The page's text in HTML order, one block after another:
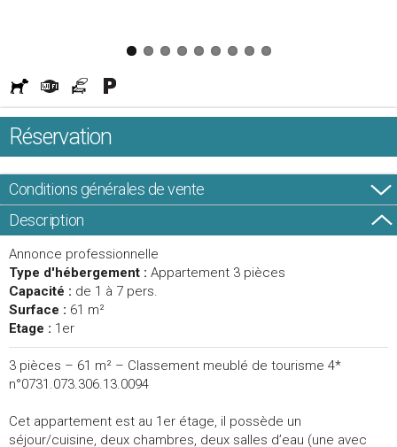
Réservation
Conditions générales de vente
Description
Annonce professionnelle
Type d'hébergement : Appartement 3 pièces
Capacité : de 1 à 7 pers.
Surface : 61 m²
Etage : 1er
3 pièces – 61 m² – Classement meublé de tourisme 4*
n°0731.073.306.13.0094
Cet appartement est au 1er étage, il possède un
séjour/cuisine, deux chambres, deux salles d’eau (une avec